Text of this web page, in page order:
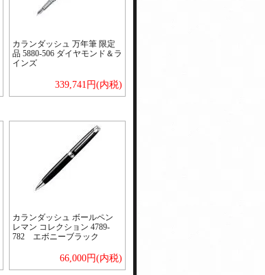
カランダッシュ 万年筆 限定
品 5880-506 ダイヤモンド＆ラ
インズ
339,741円(内税)
カランダッシュ ボールペン
レマン コレクション 4789-
782 エボニーブラック
66,000円(内税)